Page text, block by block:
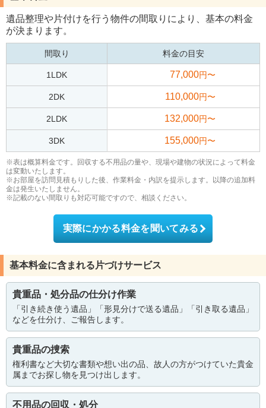
遺品整理や片付けを行う物件の間取りにより、基本の料金
が決まります。
間取り 料金の目安
1LDK 77,000円〜
2DK 110,000円〜
2LDK 132,000円〜
3DK 155,000円〜
※表は概算料金です。回収する不用品の量や、現場や建物の状況によって料金
は変動いたします。
※お部屋を訪問見積もりした後、作業料金・内訳を提示します。以降の追加料
金は発生いたしません。
※記載のない間取りも対応可能ですので、相談ください。
実際にかかる料金を聞いてみる
基本料金に含まれる片づけサービス
貴重品・処分品の仕分け作業
「引き続き使う遺品」「形見分けで送る遺品」「引き取る遺品」
などを仕分け、ご報告します。
貴重品の捜索
権利書など大切な書類や想い出の品、故人の方がつけていた貴金
属までお探し物を見つけ出します。
不用品の回収・処分